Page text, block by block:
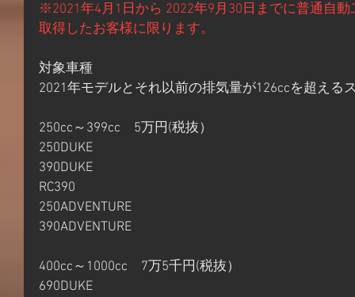
※2021年4月1日から 2022年9月30日までに普通自
取得したお客様に限ります。
対象車種
2021年モデルとそれ以前の排気量が126ccを超える
250cc～399cc　5万円(税抜）
250DUKE
390DUKE
RC390
250ADVENTURE
390ADVENTURE
400cc～1000cc　7万5千円(​税抜）
690DUKE